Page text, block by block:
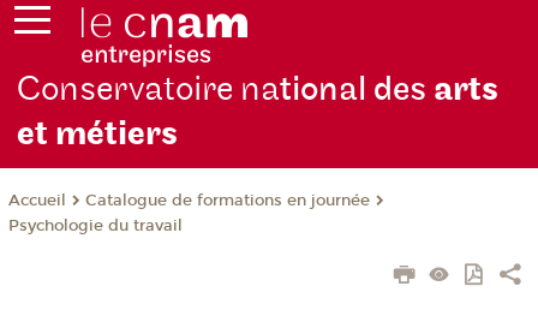
Conservatoire national des arts
et métiers
Accueil
Catalogue de formations en journée
Psychologie du travail